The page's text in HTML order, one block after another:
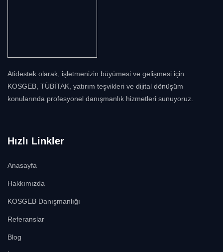
Atidestek olarak, işletmenizin büyümesi ve gelişmesi için
KOSGEB, TÜBİTAK, yatırım teşvikleri ve dijital dönüşüm
konularında profesyonel danışmanlık hizmetleri sunuyoruz.
Hızlı Linkler
Anasayfa
Hakkımızda
KOSGEB Danışmanlığı
Referanslar
Blog